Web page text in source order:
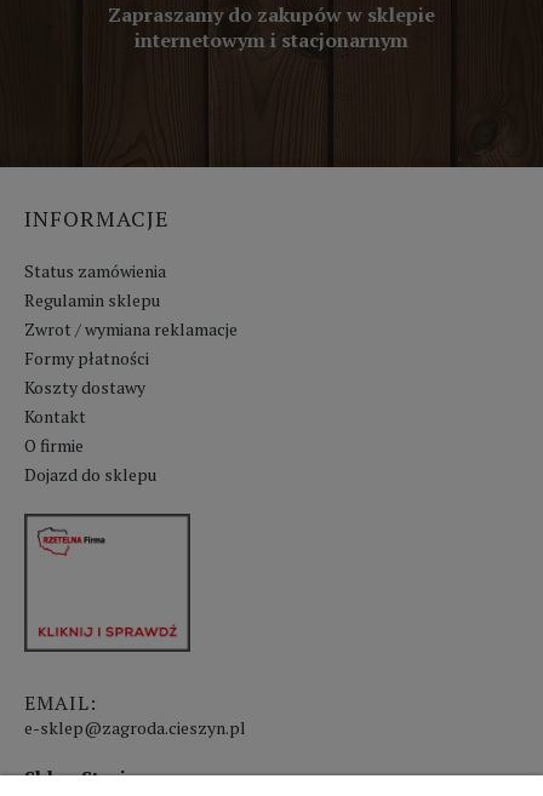
Zapraszamy do zakupów w sklepie
internetowym i stacjonarnym
INFORMACJE
Status zamówienia
Regulamin sklepu
Zwrot / wymiana reklamacje
Formy płatności
Koszty dostawy
Kontakt
O firmie
Dojazd do sklepu
EMAIL:
e-sklep@zagroda.cieszyn.pl
Sklep Stacjonarny czynny: